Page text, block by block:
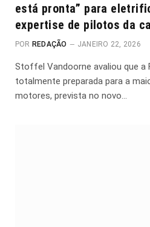
está pronta” para
expertise de pilotos da
POR REDAÇÃO JANEIRO 22, 2026
Stoffel Vandoorne avaliou que a
totalmente preparada para a
motores, prevista no novo…